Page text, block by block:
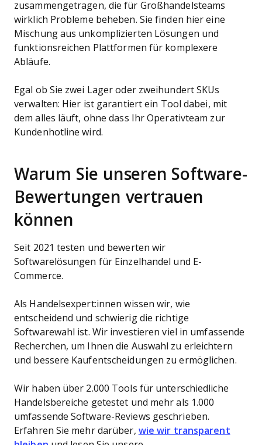
zusammengetragen, die für Großhandelsteams
wirklich Probleme beheben. Sie finden hier eine
Mischung aus unkomplizierten Lösungen und
funktionsreichen Plattformen für komplexere
Abläufe.
Egal ob Sie zwei Lager oder zweihundert SKUs
verwalten: Hier ist garantiert ein Tool dabei, mit
dem alles läuft, ohne dass Ihr Operativteam zur
Kundenhotline wird.
Warum Sie unseren Software-
Bewertungen vertrauen
können
Seit 2021 testen und bewerten wir
Softwarelösungen für Einzelhandel und E-
Commerce.
Als Handelsexpert:innen wissen wir, wie
entscheidend und schwierig die richtige
Softwarewahl ist. Wir investieren viel in umfassende
Recherchen, um Ihnen die Auswahl zu erleichtern
und bessere Kaufentscheidungen zu ermöglichen.
Wir haben über 2.000 Tools für unterschiedliche
Handelsbereiche getestet und mehr als 1.000
umfassende Software-Reviews geschrieben.
Erfahren Sie mehr darüber, wie wir transparent